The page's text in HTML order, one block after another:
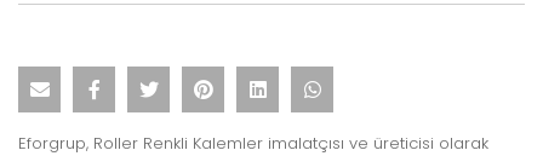
Eforgrup, Roller Renkli Kalemler imalatçısı ve üreticisi olarak